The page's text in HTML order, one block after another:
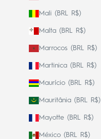
Mali (BRL R$)
Malta (BRL R$)
Marrocos (BRL R$)
Martinica (BRL R$)
Maurício (BRL R$)
Mauritânia (BRL R$)
Mayotte (BRL R$)
México (BRL R$)